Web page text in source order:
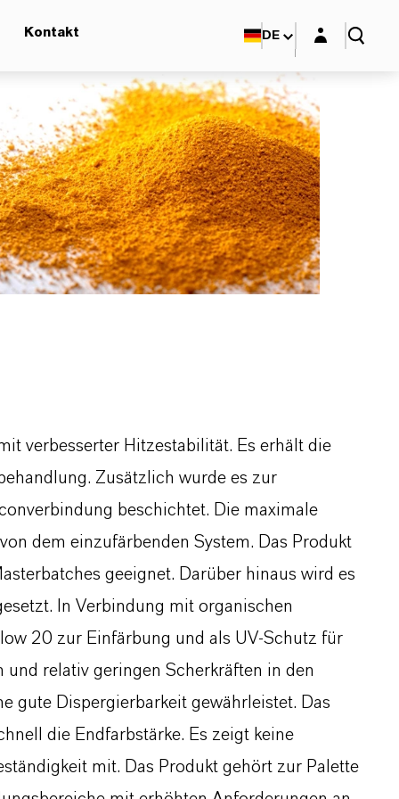
Kontakt DE Login-Maske
verbesserter Hitzestabilität. Es erhält die
Zusätzlich wurde es zur
beschichtet. Die maximale
dem einzufärbenden System. Das Produkt
geeignet. Darüber hinaus wird es
In Verbindung mit organischen
20 zur Einfärbung und als UV-Schutz für
und relativ geringen Scherkräften in den
gute Dispergierbarkeit gewährleistet. Das
die Endfarbstärke. Es zeigt keine
mit. Das Produkt gehört zur Palette